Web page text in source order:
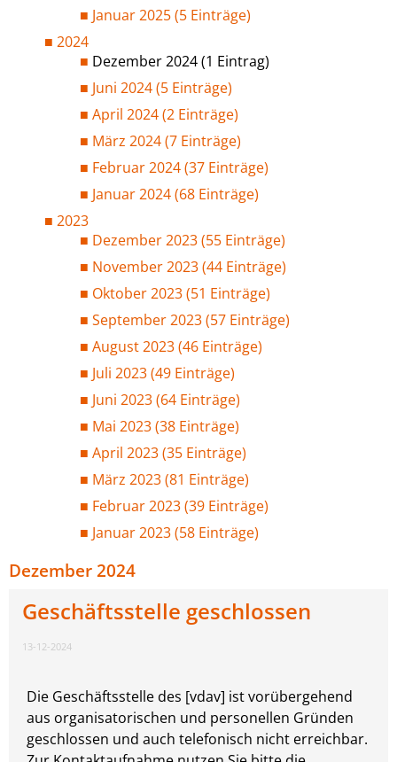
Januar 2025 (5 Einträge)
2024
Dezember 2024 (1 Eintrag)
Juni 2024 (5 Einträge)
April 2024 (2 Einträge)
März 2024 (7 Einträge)
Februar 2024 (37 Einträge)
Januar 2024 (68 Einträge)
2023
Dezember 2023 (55 Einträge)
November 2023 (44 Einträge)
Oktober 2023 (51 Einträge)
September 2023 (57 Einträge)
August 2023 (46 Einträge)
Juli 2023 (49 Einträge)
Juni 2023 (64 Einträge)
Mai 2023 (38 Einträge)
April 2023 (35 Einträge)
März 2023 (81 Einträge)
Februar 2023 (39 Einträge)
Januar 2023 (58 Einträge)
Dezember 2024
Geschäftsstelle geschlossen
13-12-2024
Die Geschäftsstelle des [vdav] ist vorübergehend
aus organisatorischen und personellen Gründen
geschlossen und auch telefonisch nicht erreichbar.